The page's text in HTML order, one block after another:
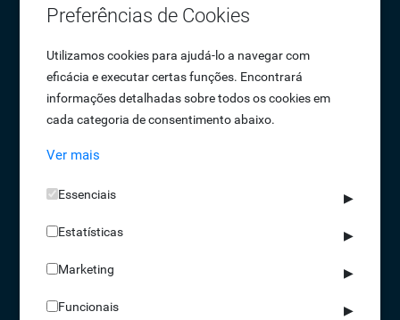
Empresa
Sobre Nós
Oportunidades de Emprego
Termos e Condições
Política de Privacidade
Livro de reclamações
Soluções
Preferências de Cookies
Utilizamos cookies para ajudá-lo a navegar com
eficácia e executar certas funções. Encontrará
informações detalhadas sobre todos os cookies em
cada categoria de consentimento abaixo.
Ver mais
Essenciais ▶
Estatísticas ▶
Marketing ▶
Funcionais ▶